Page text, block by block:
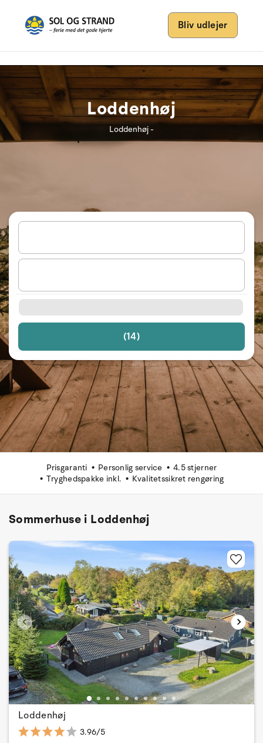
Bliv udlejer
(14)
Loddenhøj
Loddenhøj -
Prisgaranti Personlig service
4.5 stjerner
Tryghedspakke inkl.
Kvalitetssikret rengøring
Sommerhuse i Loddenhøj
Loddenhøj
3.96/5